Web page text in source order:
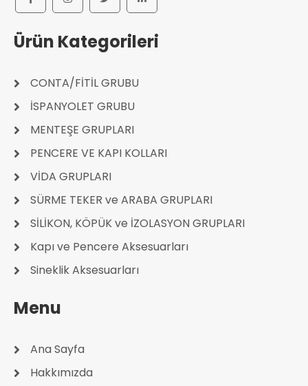
Ürün Kategorileri
CONTA/FİTİL GRUBU
İSPANYOLET GRUBU
MENTEŞE GRUPLARI
PENCERE VE KAPI KOLLARI
VİDA GRUPLARI
SÜRME TEKER ve ARABA GRUPLARI
SİLİKON, KÖPÜK ve İZOLASYON GRUPLARI
Kapı ve Pencere Aksesuarları
Sineklik Aksesuarları
Menu
Ana Sayfa
Hakkımızda